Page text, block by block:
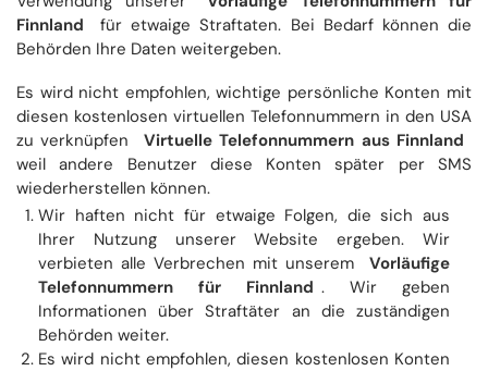
Finnland
für etwaige Straftaten. Bei Bedarf können die
Behörden Ihre Daten weitergeben.
Es wird nicht empfohlen, wichtige persönliche Konten mit
diesen kostenlosen virtuellen Telefonnummern in den USA
zu verknüpfen
Virtuelle Telefonnummern aus Finnland
weil andere Benutzer diese Konten später per SMS
wiederherstellen können.
Wir haften nicht für etwaige Folgen, die sich aus
Ihrer Nutzung unserer Website ergeben. Wir
verbieten alle Verbrechen mit unserem
Vorläufige
Telefonnummern für Finnland . Wir geben
Informationen über Straftäter an die zuständigen
Behörden weiter.
Es wird nicht empfohlen, diesen kostenlosen Konten